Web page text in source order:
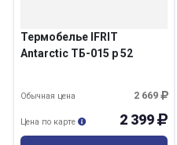
Термобелье IFRIT
Antarctic ТБ-015 р 52
2 669
Обычная цена
2 399
Цена по карте